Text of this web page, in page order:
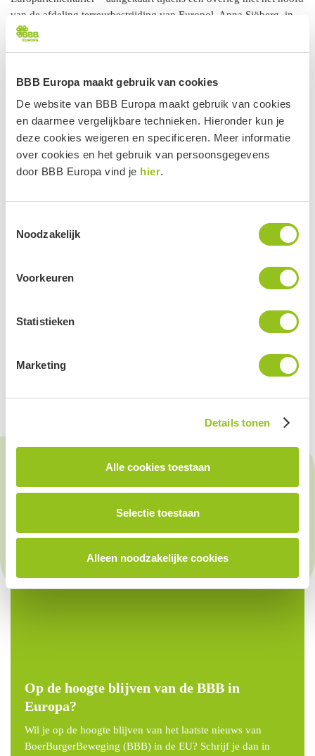
BBB Europa maakt gebruik van cookies
De website van BBB Europa maakt gebruik van cookies
en daarmee vergelijkbare technieken. Hieronder kun je
deze cookies weigeren en specificeren. Meer informatie
over cookies en het gebruik van persoonsgegevens
door BBB Europa vind je hier.
Noodzakelijk
Voorkeuren
Statistieken
Marketing
Details tonen
Alle cookies toestaan
Selectie toestaan
Alleen noodzakelijke cookies
van de afdeling terreurbestrijding van Europol, Anna Sjöberg, in
de commissie voor burgerlijke vrijheden, justitie en binnenlandse
“Het Europol-jaarverslag over terrorisme noemt weliswaar links-
er is voor dierenrechtenextremisme. Terwijl boeren, politici, hun
medewerkers en gezinnen in de hele EU steeds vaker
geconfronteerd worden met intimidatie, vernieling en
brandstichting. Er is dringend behoefte aan meer monitoring en
een gerichte, strategische aanpak.”
BBB benadrukt dat het beschermen van veehouders, politieke
bestuurders en hun families tegen extremisme van het hoogste
belang is voor een vrij, veilig en democratisch Europa.
Voor meer informatie:
Persvoorlichter BBB Europa
BBB Europa op social media
Volg ons op:
Op de hoogte blijven van de BBB in
Europa?
Wil je op de hoogte blijven van het laatste nieuws van
BoerBurgerBeweging (BBB) in de EU? Schrijf je dan in